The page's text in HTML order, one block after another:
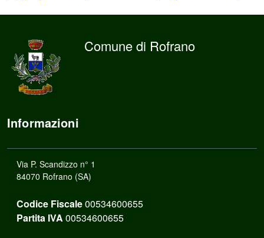
Comune di Rofrano
Informazioni
Via P. Scandizzo n° 1
84070 Rofrano (SA)
Codice Fiscale00534600655
Partita IVA 00534600655